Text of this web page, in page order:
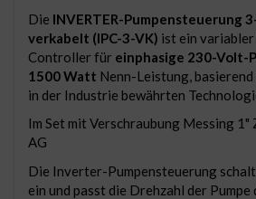
Die INVERTER-Pumpensteuerung
verkabelt (IPC-3-VK) ist ein
Controller für einphasige 230-Volt-
1500 Watt Nenn-Leistung,
in der Industrie bewährten
Im Set mit Verschraubung Messing
AG
Die Inverter-Pumpensteuerung
ein und passt die Drehzahl der